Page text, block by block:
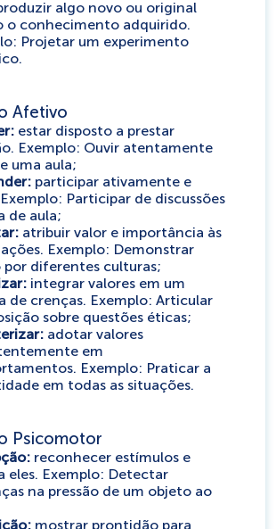
algo novo ou original
o conhecimento adquirido.
Projetar um experimento
Afetivo
estar disposto a prestar
Exemplo: Ouvir atentamente
uma aula;
participar ativamente e
Participar de discussões
de aula;
atribuir valor e importância às
Exemplo: Demonstrar
por diferentes culturas;
integrar valores em um
de crenças. Exemplo: Articular
sobre questões éticas;
adotar valores
em
Exemplo: Praticar a
em todas as situações.
Psicomotor
reconhecer estímulos e
eles. Exemplo: Detectar
na pressão de um objeto ao
mostrar prontidão para